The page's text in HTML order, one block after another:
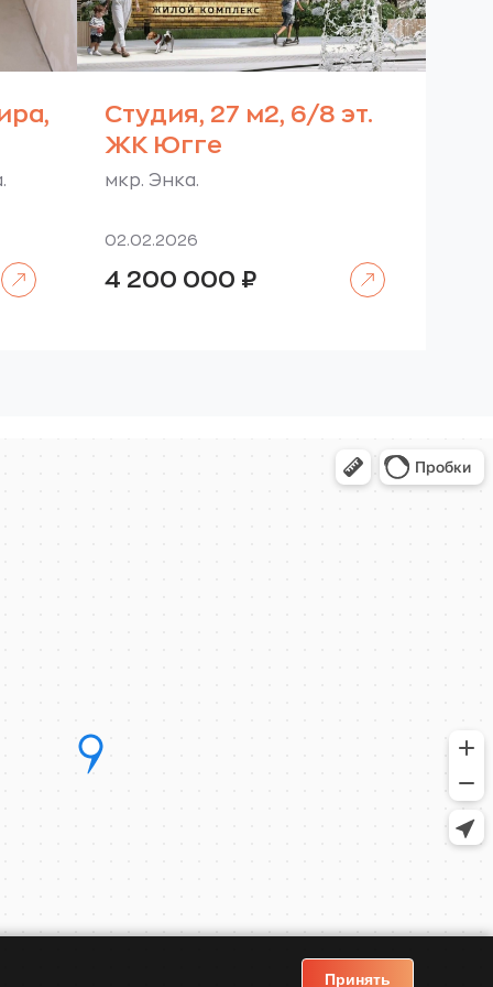
Студия, 27 м2, 6/8 эт.
ЖК Югге
мкр. Энка.
02.02.2026
4 200 000 ₽
Принять